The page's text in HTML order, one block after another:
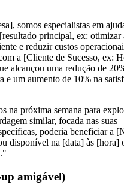
somos especialistas em
principal, ex: otimizar
e reduzir custos
a [Cliente de Sucesso, ex:
alcançou uma redução de
e um aumento de 10% na
na próxima semana para
similar, focada nas suas
poderia beneficiar a
disponível na [data] às [hora]
amigável)